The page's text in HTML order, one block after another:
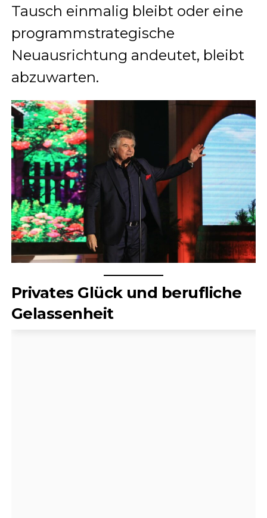
Tausch einmalig bleibt oder eine
programmstrategische
Neuausrichtung andeutet, bleibt
abzuwarten.
Privates Glück und berufliche
Gelassenheit